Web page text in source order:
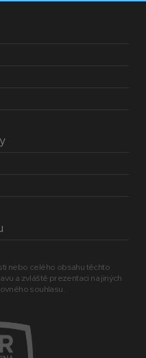
nebo celého obsahu těchto
a zvláště prezentaci na jiných
souhlasu.